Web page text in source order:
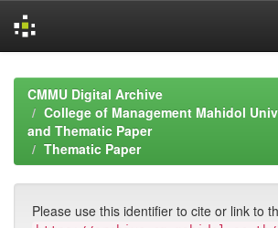
navigationCMMU Digital Archive
College of Management Mahidol
and Thematic Paper
Thematic Paper
Please use this identifier to cite or link to